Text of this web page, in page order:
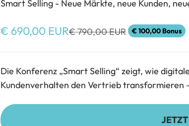
Smart Selling - Neue Märkte, neue Kunden,
Angebot
€ 690,00 EURRegulärer Preis
€ 790,00 EUR € 100,00 Bonus
Die Konferenz „Smart Selling“ zeigt, wie
Kundenverhalten den Vertrieb transformieren